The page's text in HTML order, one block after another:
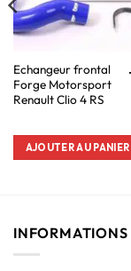
Echangeur frontal
Forge Motorsport
Renault Clio 4 RS
AJOUTER AU PANIER